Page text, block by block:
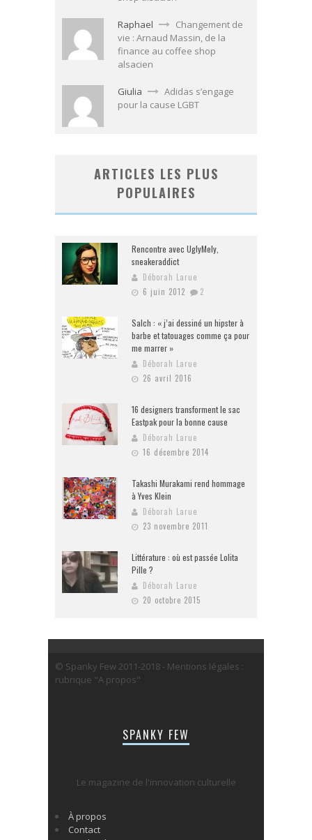
Raphael
Changement de
vie : Arnaud Massin, de la
finance au coffee shop
alsacien
Giulia
Adidas s’engage
pour la cause LGBT
ARTICLES LES PLUS
POPULAIRES
Rencontre avec UglyMely,
sneakeraddict
Déborah Larue
6 juin 2012
2
Salch : « j’ai dessiné un hipster à
barbe et tatouages comme ça pour
me marrer »
Déborah Larue
26 avril 2016
16 designers transforment le sac
Eastpak pour la bonne cause
Déborah Larue
16 décembre 2014
Takashi Murakami rend hommage
à Yves Klein
Déborah Larue
23 novembre 2011
Littérature : où est passée Lolita
Pille ?
Déborah Larue
20 octobre 2015
© Spanky Few 2011-2018 - Mentions légales :
rubrique "A propos"
SPANKY FEW
Le magazine de l'innovation culturelle
À propos
Contact